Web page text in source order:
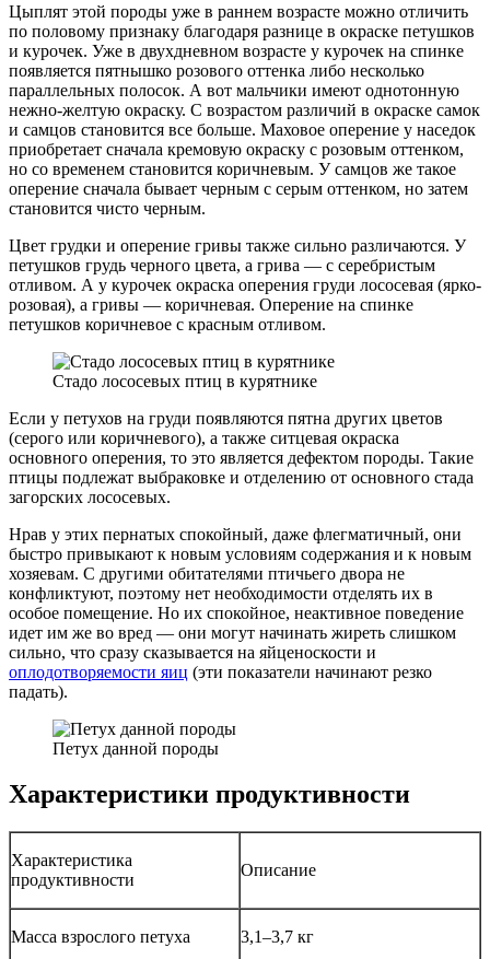
Цыплят этой породы уже в раннем возрасте можно отличить
по половому признаку благодаря разнице в окраске петушков
и курочек. Уже в двухдневном возрасте у курочек на спинке
появляется пятнышко розового оттенка либо несколько
параллельных полосок. А вот мальчики имеют однотонную
нежно-желтую окраску. С возрастом различий в окраске самок
и самцов становится все больше. Маховое оперение у наседок
приобретает сначала кремовую окраску с розовым оттенком,
но со временем становится коричневым. У самцов же такое
оперение сначала бывает черным с серым оттенком, но затем
становится чисто черным.
Цвет грудки и оперение гривы также сильно различаются. У
петушков грудь черного цвета, а грива — с серебристым
отливом. А у курочек окраска оперения груди лососевая (ярко-
розовая), а гривы — коричневая. Оперение на спинке
петушков коричневое с красным отливом.
Стадо лососевых птиц в курятнике
Если у петухов на груди появляются пятна других цветов
(серого или коричневого), а также ситцевая окраска
основного оперения, то это является дефектом породы. Такие
птицы подлежат выбраковке и отделению от основного стада
загорских лососевых.
Нрав у этих пернатых спокойный, даже флегматичный, они
быстро привыкают к новым условиям содержания и к новым
хозяевам. С другими обитателями птичьего двора не
конфликтуют, поэтому нет необходимости отделять их в
особое помещение. Но их спокойное, неактивное поведение
идет им же во вред — они могут начинать жиреть слишком
сильно, что сразу сказывается на яйценоскости и
оплодотворяемости яиц (эти показатели начинают резко
падать).
Петух данной породы
Характеристики продуктивности
Характеристика
продуктивности
Описание
Масса взрослого петуха 3,1–3,7 кг